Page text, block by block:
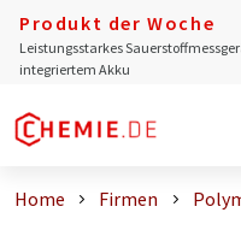
Produkt der Woche
Leistungsstarkes
integriertem Akku
Home Firmen